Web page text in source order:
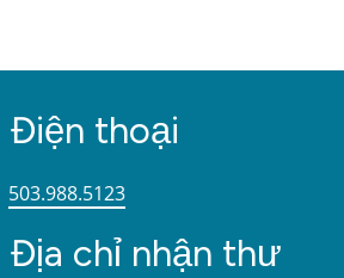
Điện thoại
503.988.5123
Địa chỉ nhận thư